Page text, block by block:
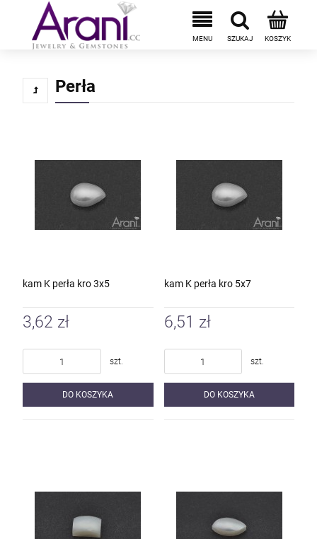
Perła
kam K perła kro 3x5
3,62 zł
szt.
DO KOSZYKA
kam K perła kro 5x7
6,51 zł
szt.
DO KOSZYKA